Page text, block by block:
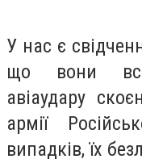
У нас є
що вони всі
авіаудару
армії
випадків, їх